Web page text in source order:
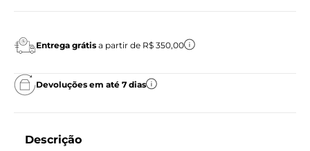
Entrega grátis a partir de R$ 350,00
Devoluções em até 7 dias
Descrição